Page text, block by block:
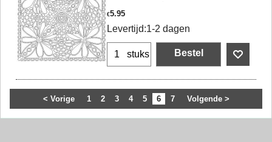
€5.95
Levertijd:1-2 dagen
stuks Bestel
< Vorige 1 2 3 4 5 6 7 Volgende >